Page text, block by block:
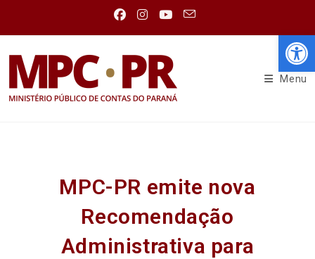
Menu
MPC-PR emite nova
Recomendação
Administrativa para